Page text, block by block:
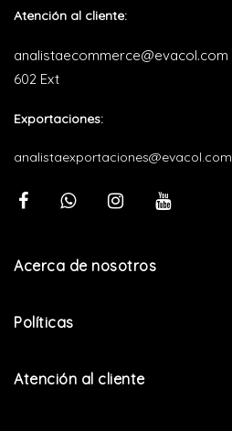
Atención al cliente:
analistaecommerce@evacol.com
602 Ext
Exportaciones:
analistaexportaciones@evacol.com
Acerca de nosotros
Políticas
Atención al cliente